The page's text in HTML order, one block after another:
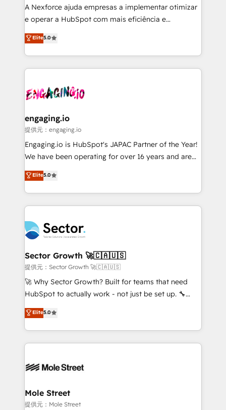
HubSpot with LinkedIn, WhatsApp, email, paid
media, and AI voice to drive pipeline. 🤖 AI Custom
prospecting, follow-ups, service triage, and
knowledge retrieval—built in HubSpot. ⚡ Fast-Track
advanced optimization & adoption 📍 São Paulo, BR
• Des Moines, IA • New York, NY
A Nexforce ajuda empresas a implementar otimizar
e operar a HubSpot com mais eficiência e
previsibilidade de receita. Combinamos Revenue
Operations (RevOps) e Inteligência Artificial para
estruturar processos integrar sistemas organizar
dados e automatizar operações. O objetivo é
operacional de receita conectando equipes
Também somos distribuidores oficiais da HubSpot
e de mais de 150 softwares globais permitindo
contratar e pagar a HubSpot em reais com nota
fiscal no Brasil e gerar economia de até 50% na
Oferecemos ainda agentes de IA especializados em
HubSpot que automatizam tarefas executam rotinas
empresas em 13 países utilizam a Nexforce. Somos
a maior parceira da HubSpot na América Latina e
líder no ranking global de sucesso do cliente da
HubSpot.
Elite5.0
engaging.io
提供元：engaging.io
Engaging.io is HubSpot's JAPAC Partner of the Year!
We have been operating for over 16 years and are
one of HubSpot's most experienced and technically
capable Agency Partners globally. We specialise in
complex CRM migrations, implementations,
integrations, custom CMS portal development,
businesses. Our teams are based in North America
and APAC. We are HubSpot's top-ranked Advanced
Implementation Certified Partner and we contribute
to their advisory council. We strive to do 'good work
with good people' and have worked with incredible
brands. You can see some of them on our website,
Elite5.0
Sector Growth 🚀🇨🇦🇺🇸
提供元：Sector Growth 🚀🇨🇦🇺🇸
🚀 Why Sector Growth? Built for teams that need
HubSpot to actually work - not just be set up. 🔧
HubSpot Experts: Onboarding, migrations,
automation, and training built for adoption. ⚡ Highly
Technical Execution: ERP, EMR and Custom
Integrations; complex builds delivered in weeks, not
workflows; automation agents; process optimization
Healthcare: HIPAA implementations; secure data
workflows 💼 Financial Services: compliant
Elite5.0
Mole Street
提供元：Mole Street